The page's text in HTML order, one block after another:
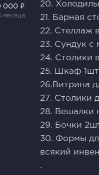
000 ₽
месяца
20.
21. Барная
22. Стеллаж
23. Сундук с
24. Столики
25. Шкаф 1шт
26.Витрина
27. Столики
28. Вешалки
29. Бочки
30. Формы
всякий
.